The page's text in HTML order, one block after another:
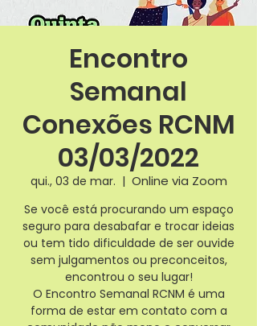
Encontro
Semanal
Conexões RCNM
03/03/2022
qui., 03 de mar.
  |
Online via Zoom
Se você está procurando um espaço
seguro para desabafar e trocar ideias
ou tem tido dificuldade de ser ouvide
sem julgamentos ou preconceitos,
encontrou o seu lugar!
O Encontro Semanal RCNM é uma
forma de estar em contato com a